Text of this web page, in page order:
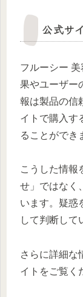
公式サ
フルーシー
果やユーザー
報は製品の信
イトで購入す
ることができ
こうした情報
せ」ではなく
います。疑惑
して判断して
さらに詳細な
イトをご覧く